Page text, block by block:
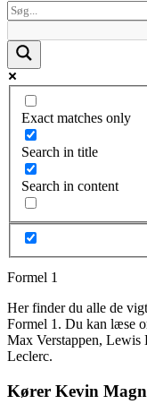
Exact matches only
Search in title
Search in content
Formel 1
Her finder du alle de
Formel 1. Du kan læse
Max Verstappen,
Leclerc.
Kører Kevin